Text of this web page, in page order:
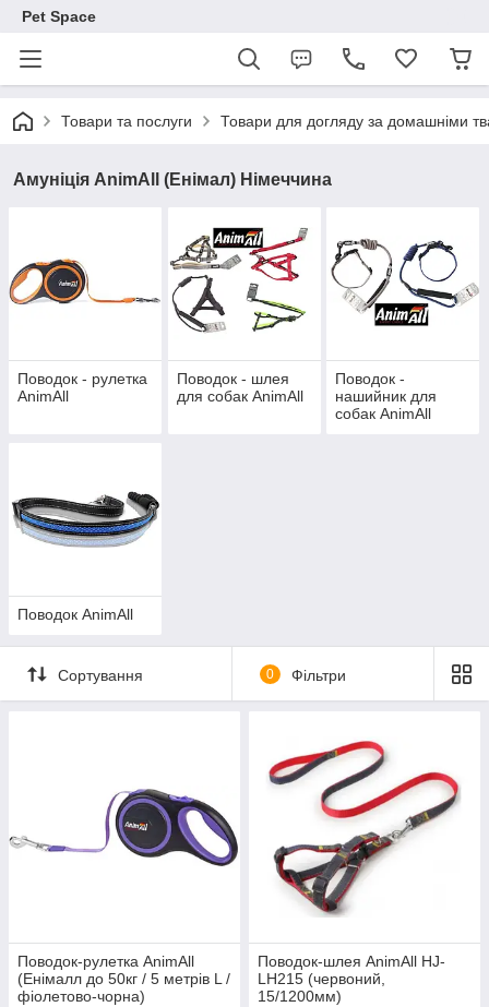
Pet Space
Товари та послуги Товари для догляду за домашніми
Амуніція AnimAll (Енімал) Німеччина
Поводок - рулетка
AnimАll
Поводок - шлея
для собак AnimАll
Поводок -
нашийник для
собак AnimAll
Поводок AnimAll
Сортування 0 Фільтри
Поводок-рулетка AnimАll
(Енімалл до 50кг / 5 метрів L /
фіолетово-чорна)
Поводок-шлея AnimAll HJ-
LH215 (червоний,
15/1200мм)